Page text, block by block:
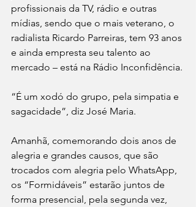
profissionais da TV, rádio e outras
mídias, sendo que o mais veterano, o
radialista Ricardo Parreiras, tem 93 anos
e ainda empresta seu talento ao
mercado – está na Rádio Inconfidência.
“É um xodó do grupo, pela simpatia e
sagacidade”, diz José Maria.
Amanhã, comemorando dois anos de
alegria e grandes causos, que são
trocados com alegria pelo WhatsApp,
os “Formidáveis” estarão juntos de
forma presencial, pela segunda vez,